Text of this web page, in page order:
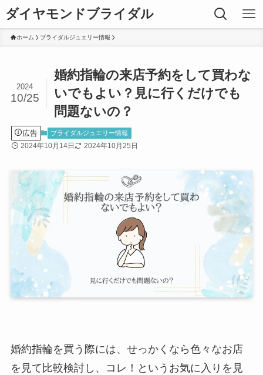
ダイヤモンドブライダル
ホーム ブライダルジュエリー情報
婚約指輪の来店予約をして買わな
いでもよい？見に行くだけでも
問題ないの？
2024
10/25
広告 ブライダルジュエリー情報
2024年10月14日 2024年10月25日
婚約指輪を買う際には、せっかくなら色々なお店
を見て比較検討し、コレ！というお気に入りを見